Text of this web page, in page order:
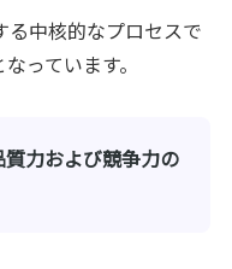
中核的なプロセスで
っています。
力および競争力の